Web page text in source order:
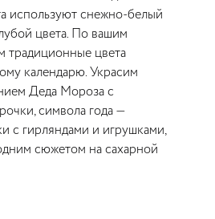
используют снежно-белый
цвета. По вашим
традиционные цвета
календарю. Украсим
Деда Мороза с
символа года —
с гирляндами и игрушками,
сюжетом на сахарной